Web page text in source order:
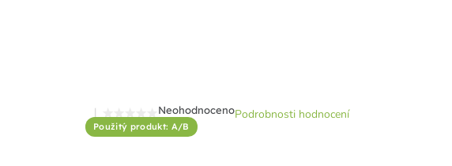
Použitý produkt: A/B
Průměrné
hodnocení
NeohodnocenoPodrobnosti hodnocení